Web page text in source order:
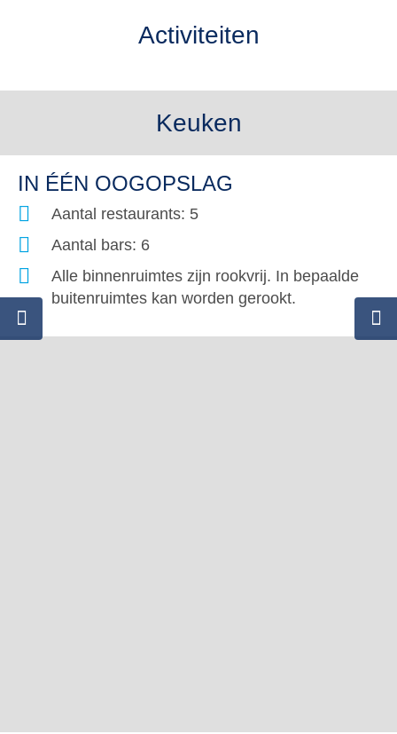
Activiteiten
Keuken
IN ÉÉN OOGOPSLAG
Aantal restaurants: 5
Aantal bars: 6
Alle binnenruimtes zijn rookvrij. In bepaalde
buitenruimtes kan worden gerookt.